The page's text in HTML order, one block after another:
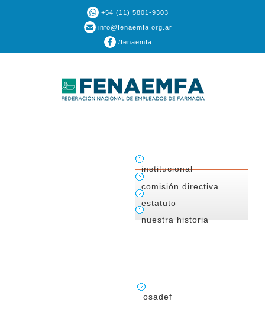
+54 (11) 5801-9303
info@fenaemfa.org.ar
/fenaemfa
institucional
comisión directiva
estatuto
nuestra historia
osadef